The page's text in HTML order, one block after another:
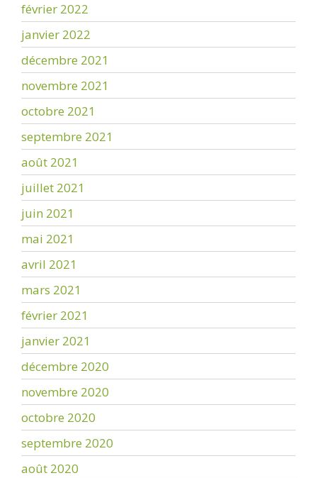
février 2022
janvier 2022
décembre 2021
novembre 2021
octobre 2021
septembre 2021
août 2021
juillet 2021
juin 2021
mai 2021
avril 2021
mars 2021
février 2021
janvier 2021
décembre 2020
novembre 2020
octobre 2020
septembre 2020
août 2020